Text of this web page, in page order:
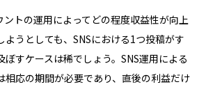
ントの運用によってどの程度収益性が向上
ようとしても、SNSにおける1つ投稿がす
ぼすケースは稀でしょう。SNS運用による
相応の期間が必要であり、直後の利益だけ